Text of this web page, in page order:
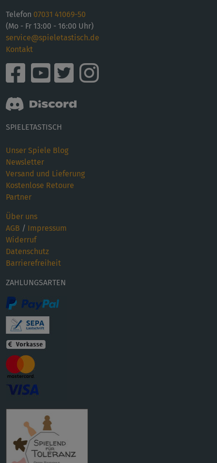
Telefon 07031 41069-50
(Mo - Fr 13:00 - 16:00 Uhr)
service@spieletastisch.de
Kontakt
SPIELETASTISCH
Unser Spiele Blog
Newsletter
Versand und Lieferung
Kostenlose Retoure
Partner
Über uns
AGB / Impressum
Widerruf
Datenschutz
Barrierefreiheit
ZAHLUNGSARTEN